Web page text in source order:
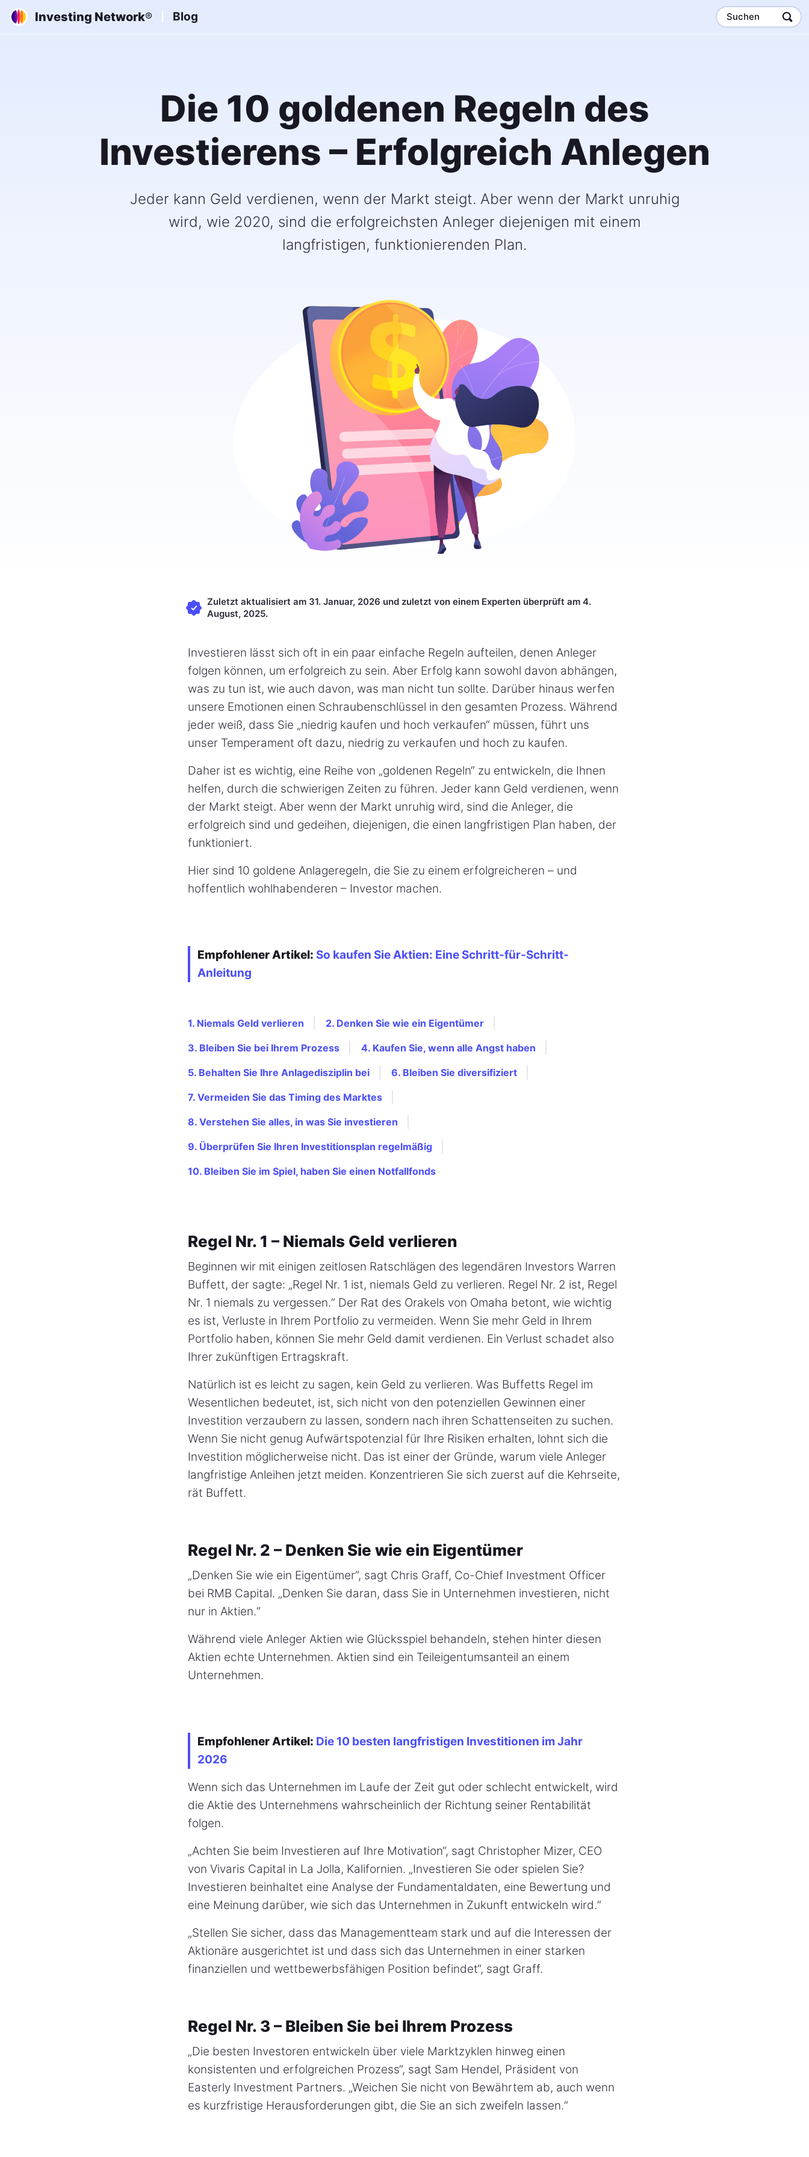
Investing Network® Blog Suchen
Die 10 goldenen Regeln des
Investierens – Erfolgreich Anlegen
Jeder kann Geld verdienen, wenn der Markt steigt. Aber wenn der Markt unruhig
wird, wie 2020, sind die erfolgreichsten Anleger diejenigen mit einem
langfristigen, funktionierenden Plan.
Zuletzt aktualisiert am 31. Januar, 2026 und zuletzt von einem Experten überprüft am 4.
August, 2025.
Investieren lässt sich oft in ein paar einfache Regeln aufteilen, denen Anleger
folgen können, um erfolgreich zu sein. Aber Erfolg kann sowohl davon abhängen,
was zu tun ist, wie auch davon, was man nicht tun sollte. Darüber hinaus werfen
unsere Emotionen einen Schraubenschlüssel in den gesamten Prozess. Während
jeder weiß, dass Sie „niedrig kaufen und hoch verkaufen“ müssen, führt uns
unser Temperament oft dazu, niedrig zu verkaufen und hoch zu kaufen.
Daher ist es wichtig, eine Reihe von „goldenen Regeln“ zu entwickeln, die Ihnen
helfen, durch die schwierigen Zeiten zu führen. Jeder kann Geld verdienen, wenn
der Markt steigt. Aber wenn der Markt unruhig wird, sind die Anleger, die
erfolgreich sind und gedeihen, diejenigen, die einen langfristigen Plan haben, der
funktioniert.
Hier sind 10 goldene Anlageregeln, die Sie zu einem erfolgreicheren – und
hoffentlich wohlhabenderen – Investor machen.
Empfohlener Artikel: So kaufen Sie Aktien: Eine Schritt-für-Schritt-
Anleitung
1. Niemals Geld verlieren 2. Denken Sie wie ein Eigentümer
3. Bleiben Sie bei Ihrem Prozess 4. Kaufen Sie, wenn alle Angst haben
5. Behalten Sie Ihre Anlagedisziplin bei 6. Bleiben Sie diversifiziert
7. Vermeiden Sie das Timing des Marktes
8. Verstehen Sie alles, in was Sie investieren
9. Überprüfen Sie Ihren Investitionsplan regelmäßig
10. Bleiben Sie im Spiel, haben Sie einen Notfallfonds
Regel Nr. 1 – Niemals Geld verlieren
Beginnen wir mit einigen zeitlosen Ratschlägen des legendären Investors Warren
Buffett, der sagte: „Regel Nr. 1 ist, niemals Geld zu verlieren. Regel Nr. 2 ist, Regel
Nr. 1 niemals zu vergessen.“ Der Rat des Orakels von Omaha betont, wie wichtig
es ist, Verluste in Ihrem Portfolio zu vermeiden. Wenn Sie mehr Geld in Ihrem
Portfolio haben, können Sie mehr Geld damit verdienen. Ein Verlust schadet also
Ihrer zukünftigen Ertragskraft.
Natürlich ist es leicht zu sagen, kein Geld zu verlieren. Was Buffetts Regel im
Wesentlichen bedeutet, ist, sich nicht von den potenziellen Gewinnen einer
Investition verzaubern zu lassen, sondern nach ihren Schattenseiten zu suchen.
Wenn Sie nicht genug Aufwärtspotenzial für Ihre Risiken erhalten, lohnt sich die
Investition möglicherweise nicht. Das ist einer der Gründe, warum viele Anleger
langfristige Anleihen jetzt meiden. Konzentrieren Sie sich zuerst auf die Kehrseite,
rät Buffett.
Regel Nr. 2 – Denken Sie wie ein Eigentümer
„Denken Sie wie ein Eigentümer“, sagt Chris Graff, Co-Chief Investment Officer
bei RMB Capital. „Denken Sie daran, dass Sie in Unternehmen investieren, nicht
nur in Aktien.“
Während viele Anleger Aktien wie Glücksspiel behandeln, stehen hinter diesen
Aktien echte Unternehmen. Aktien sind ein Teileigentumsanteil an einem
Unternehmen.
Empfohlener Artikel: Die 10 besten langfristigen Investitionen im Jahr
2026
Wenn sich das Unternehmen im Laufe der Zeit gut oder schlecht entwickelt, wird
die Aktie des Unternehmens wahrscheinlich der Richtung seiner Rentabilität
folgen.
„Achten Sie beim Investieren auf Ihre Motivation“, sagt Christopher Mizer, CEO
von Vivaris Capital in La Jolla, Kalifornien. „Investieren Sie oder spielen Sie?
Investieren beinhaltet eine Analyse der Fundamentaldaten, eine Bewertung und
eine Meinung darüber, wie sich das Unternehmen in Zukunft entwickeln wird.“
„Stellen Sie sicher, dass das Managementteam stark und auf die Interessen der
Aktionäre ausgerichtet ist und dass sich das Unternehmen in einer starken
finanziellen und wettbewerbsfähigen Position befindet“, sagt Graff.
Regel Nr. 3 – Bleiben Sie bei Ihrem Prozess
„Die besten Investoren entwickeln über viele Marktzyklen hinweg einen
konsistenten und erfolgreichen Prozess“, sagt Sam Hendel, Präsident von
Easterly Investment Partners. „Weichen Sie nicht von Bewährtem ab, auch wenn
es kurzfristige Herausforderungen gibt, die Sie an sich zweifeln lassen.“